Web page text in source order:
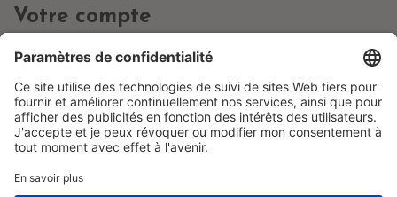
Votre compte
Informations personnelles
Commandes
Avoirs
Adresses